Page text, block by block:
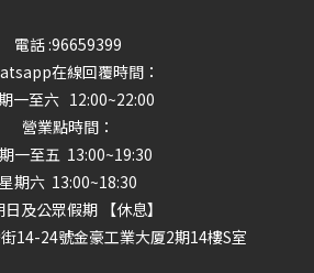
電話 :96659399
在線回覆時間：
一至六 12:00~22:00
營業點時間：
一至五 13:00~19:30
星期六 13:00~18:30
及公眾假期 【休息】
14-24號金豪工業大厦2期14樓S室